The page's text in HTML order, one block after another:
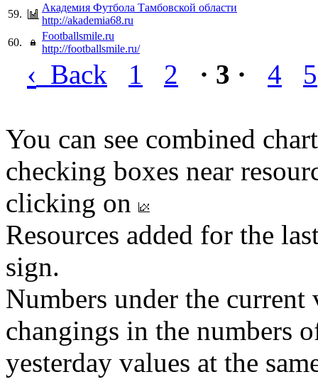
59.
Академия Футбола Тамбовской области
http://akademia68.ru
60.
Footballsmile.ru
http://footballsmile.ru/
‹ Back 1 2 · 3 · 4 5
You can see combined
checking boxes near
clicking on
Resources added for the
sign.
Numbers under the
changings in the numbers
yesterday values at the